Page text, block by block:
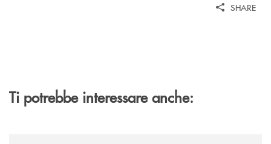
SHARE
Ti potrebbe interessare anche: